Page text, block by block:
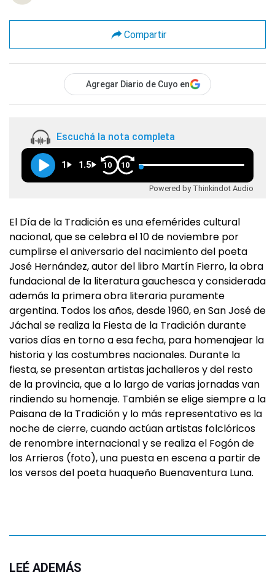
Compartir
Agregar Diario de Cuyo en
Escuchá la nota completa
1 1.5 10 10
Powered by Thinkindot Audio
El Día de la Tradición es una efemérides cultural
nacional, que se celebra el 10 de noviembre por
cumplirse el aniversario del nacimiento del poeta
José Hernández, autor del libro Martín Fierro, la obra
fundacional de la literatura gauchesca y considerada
además la primera obra literaria puramente
argentina. Todos los años, desde 1960, en San José de
Jáchal se realiza la Fiesta de la Tradición durante
varios días en torno a esa fecha, para homenajear la
historia y las costumbres nacionales. Durante la
fiesta, se presentan artistas jachalleros y del resto
de la provincia, que a lo largo de varias jornadas van
rindiendo su homenaje. También se elige siempre a la
Paisana de la Tradición y lo más representativo es la
noche de cierre, cuando actúan artistas folclóricos
de renombre internacional y se realiza el Fogón de
los Arrieros (foto), una puesta en escena a partir de
los versos del poeta huaqueño Buenaventura Luna.
LEÉ ADEMÁS